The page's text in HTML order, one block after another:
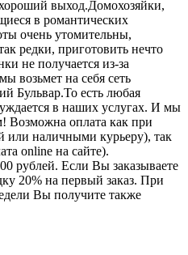
выход.Домохозяйки,
в романтических
очень утомительны,
редки, приготовить нечто
не получается из-за
возьмет на себя сеть
Бульвар.То есть любая
в наших услугах. И мы
Возможна оплата как при
или наличными курьеру), так
online на сайте).
рублей. Если Вы заказываете
20% на первый заказ. При
Вы получите также